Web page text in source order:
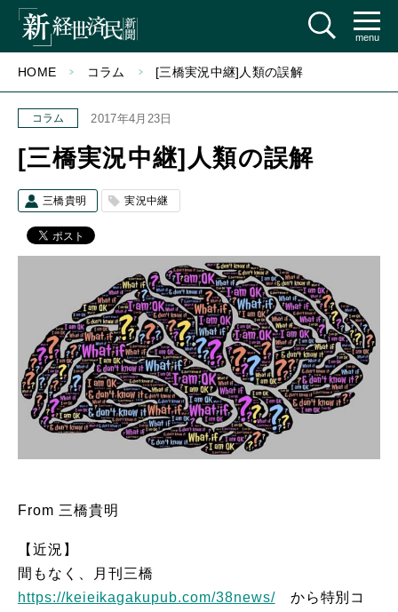
menu
HOME コラム [三橋実況中継]人類の誤解
コラム 2017年4月23日
[三橋実況中継]人類の誤解
三橋貴明 実況中継
From 三橋貴明
【近況】
間もなく、月刊三橋
https://keieikagakupub.com/38news/から特別コ